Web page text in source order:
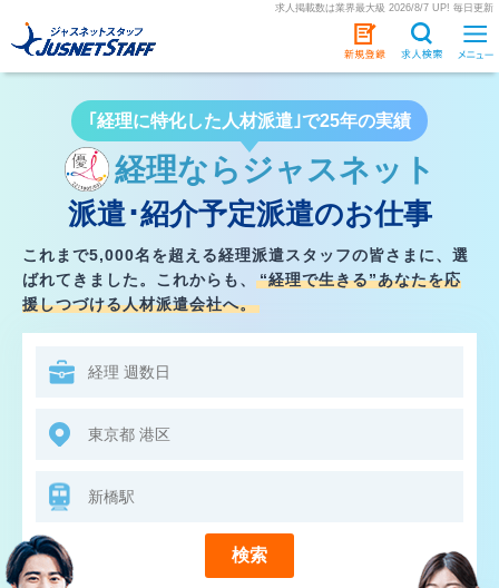
求人掲載数は業界最大級 2026/8/7 UP! 毎日更新
｢経理に特化した人材派遣｣で25年の実績
経理ならジャスネット
派遣･紹介予定派遣のお仕事
これまで5,000名を超える経理派遣スタッフの皆さまに、選
ばれてきました。 これからも、
“経理で生きる”あなたを応
援しつづける人材派遣会社へ。
検索